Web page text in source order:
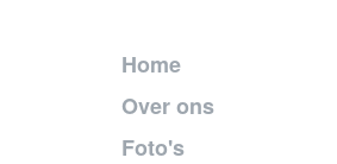
Home
Over ons
Foto's